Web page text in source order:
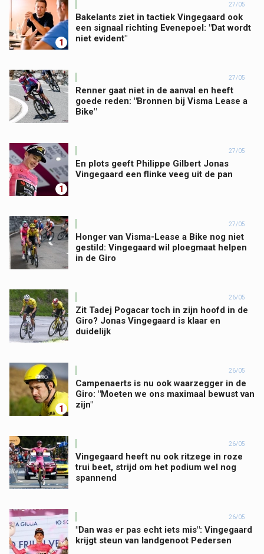
1
27/05
Bakelants ziet in tactiek Vingegaard ook
een signaal richting Evenepoel: "Dat wordt
niet evident"
27/05
Renner gaat niet in de aanval en heeft
goede reden: "Bronnen bij Visma Lease a
Bike"
1
27/05
En plots geeft Philippe Gilbert Jonas
Vingegaard een flinke veeg uit de pan
27/05
Honger van Visma-Lease a Bike nog niet
gestild: Vingegaard wil ploegmaat helpen
in de Giro
26/05
Zit Tadej Pogacar toch in zijn hoofd in de
Giro? Jonas Vingegaard is klaar en
duidelijk
1
26/05
Campenaerts is nu ook waarzegger in de
Giro: "Moeten we ons maximaal bewust van
zijn"
26/05
Vingegaard heeft nu ook ritzege in roze
trui beet, strijd om het podium wel nog
spannend
26/05
"Dan was er pas echt iets mis": Vingegaard
krijgt steun van landgenoot Pedersen